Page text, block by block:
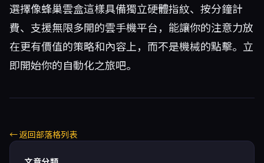
選擇像蜂巢雲盒這樣具備獨立硬體指紋、按分鐘計
費、支援無限多開的雲手機平台，能讓你的注意力放
在更有價值的策略和內容上，而不是機械的點擊。立
即開始你的自動化之旅吧。
← 返回部落格列表